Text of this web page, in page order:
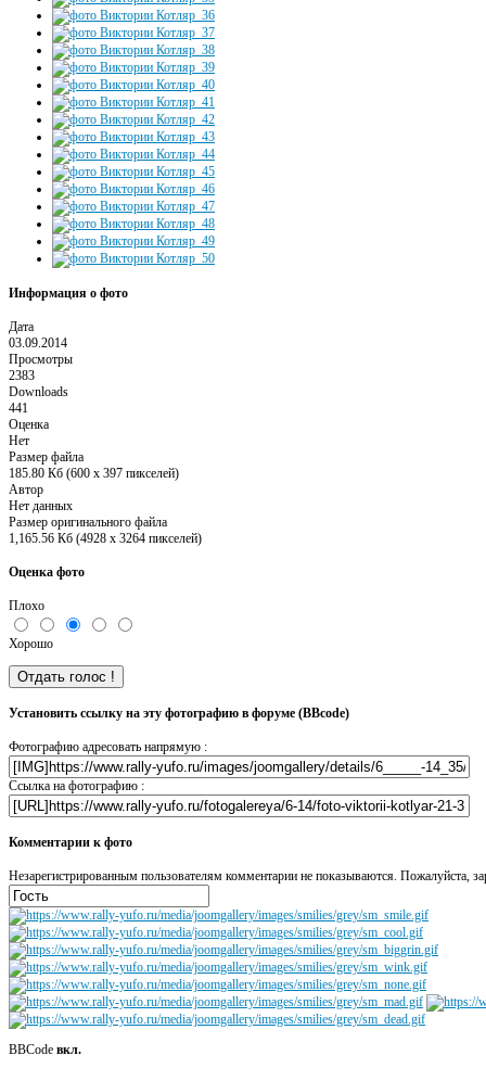
Информация о фото
Дата
03.09.2014
Просмотры
2383
Downloads
441
Оценка
Нет
Размер файла
185.80 Кб (600 x 397 пикселей)
Автор
Нет данных
Размер оригинального файла
1,165.56 Кб (4928 x 3264 пикселей)
Оценка фото
Плохо
Хорошо
Установить ссылку на эту фотографию в форуме (BBcode)
Фотографию адресовать напрямую :
Ссылка на фотографию :
Комментарии к фото
Незарегистрированным пользователям комментарии не показываются. Пожалуйста,
BBCode вкл.